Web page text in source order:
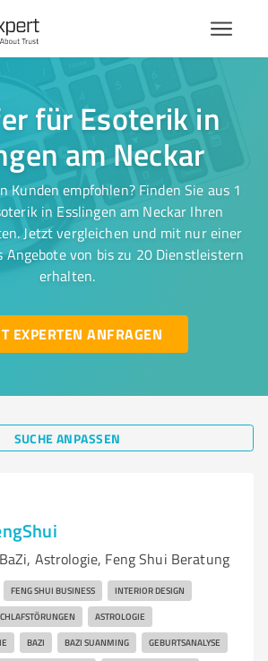
für Esoterik in
am Neckar
Kunden empfohlen? Finden Sie aus 1
in Esslingen am Neckar Ihren
Jetzt vergleichen und mit nur einer
Angebote von bis zu 20 Dienstleistern
erhalten.
EXPERTEN ANFRAGEN
SUCHE ANPASSEN
Astrologie, Feng Shui Beratung
FENG SHUI BUSINESS INTERIOR DESIGN
ASTROLOGIE
BAZI BAZI SUANMING GEBURTSANALYSE